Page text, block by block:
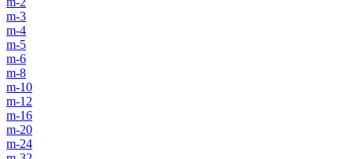
m-3
m-4
m-5
m-6
m-8
m-10
m-12
m-16
m-20
m-24